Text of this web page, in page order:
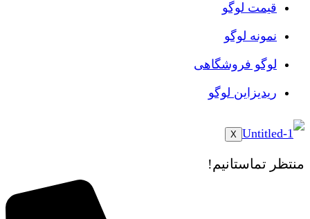
قیمت لوگو
نمونه لوگو
لوگو فروشگاهی
ریدیزاین لوگو
X
منتظر تماستانیم!